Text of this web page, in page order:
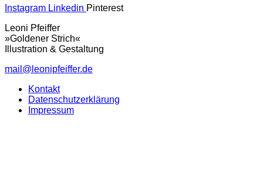
Instagram Linkedin Pinterest
Leoni Pfeiffer
»Goldener Strich«
Illustration & Gestaltung
mail@leonipfeiffer.de
Kontakt
Datenschutzerklärung
Impressum